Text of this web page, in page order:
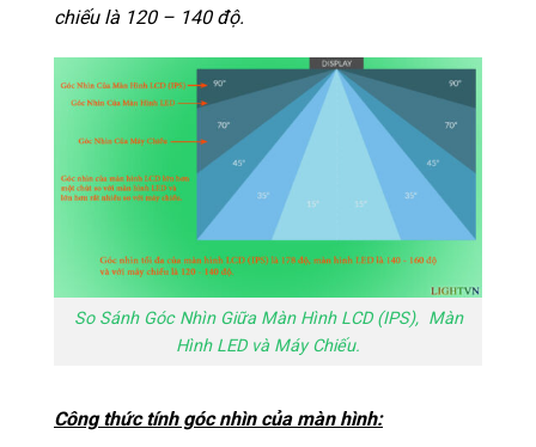
chiếu là 120 – 140 độ.
So Sánh Góc Nhìn Giữa Màn Hình LCD (IPS), Màn
Hình LED và Máy Chiếu.
Công thức tính góc nhìn của màn hình: